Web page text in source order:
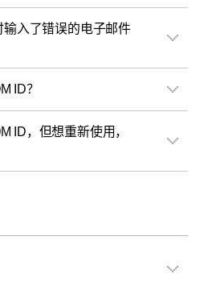
入了错误的电子邮件
ID？
ID，但想重新使用，